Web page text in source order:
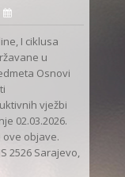
I ciklusa
u
Osnovi
vježbi
02.03.2026.
ove objave.
2526 Sarajevo,